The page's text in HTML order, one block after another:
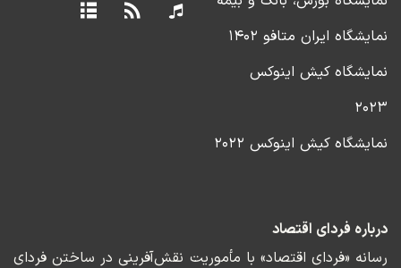
نمایشگاه ایران متافو ۱۴۰۲
نمایشگاه کیش اینوکس
۲۰۲۳
نمایشگاه کیش اینوکس ۲۰۲۲
درباره فردای اقتصاد
رسانه «فردای اقتصاد» با مأموریت نقش‌آفرینی در ساختن فردای